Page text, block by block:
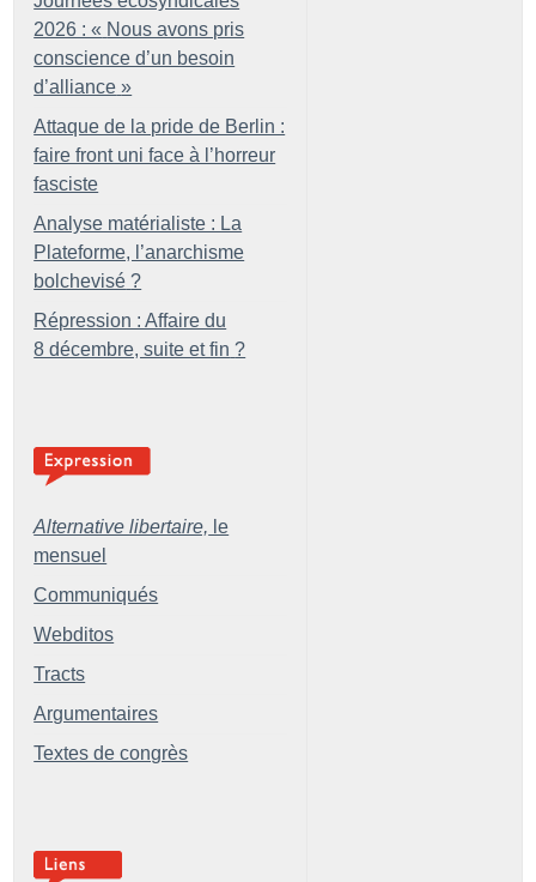
2026 : « Nous avons pris
conscience d’un besoin
d’alliance »
Attaque de la pride de Berlin :
faire front uni face à l’horreur
fasciste
Analyse matérialiste : La
Plateforme, l’anarchisme
bolchevisé ?
Répression : Affaire du
8 décembre, suite et fin ?
Alternative libertaire, le
mensuel
Communiqués
Webditos
Tracts
Argumentaires
Textes de congrès